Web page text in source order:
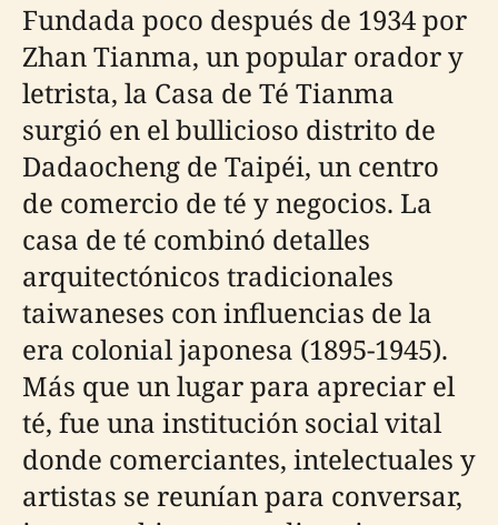
Fundada poco después de 1934 por
Zhan Tianma, un popular orador y
letrista, la Casa de Té Tianma
surgió en el bullicioso distrito de
Dadaocheng de Taipéi, un centro
de comercio de té y negocios. La
casa de té combinó detalles
arquitectónicos tradicionales
taiwaneses con influencias de la
era colonial japonesa (1895-1945).
Más que un lugar para apreciar el
té, fue una institución social vital
donde comerciantes, intelectuales y
artistas se reunían para conversar,